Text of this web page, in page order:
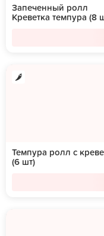
Запеченный ролл
Креветка темпура (8
Темпура ролл с
(6 шт)